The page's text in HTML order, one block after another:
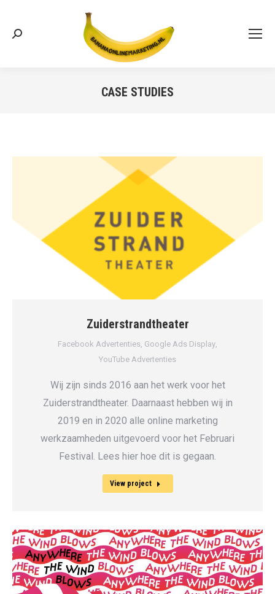
Search:
CASE STUDIES
Zuiderstrandtheater
Facebook Advertenties Google Ads Display
YouTube Advertenties
Wij zijn sinds 2016 aan het werk voor het
Zuiderstrandtheater. Daarnaast hebben wij in
2019 en in 2020 alle online marketing
werkzaamheden uitgevoerd voor het Februari
Festival. Lees hier hoe dit is gegaan.
View project